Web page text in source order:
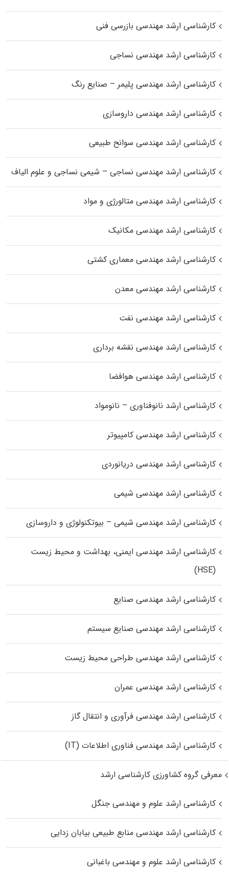
کارشناسی ارشد مهندسی بازرسی فنی
کارشناسی ارشد مهندسی نساجی
کارشناسی ارشد مهندسی پلیمر – صنایع رنگ
کارشناسی ارشد مهندسی داروسازی
کارشناسی ارشد مهندسی سوانح طبیعی
کارشناسی ارشد مهندسی نساجی – شیمی نساجی و علوم الیاف
کارشناسی ارشد مهندسی متالورژی و مواد
کارشناسی ارشد مهندسی مکانیک
کارشناسی ارشد مهندسی معماری کشتی
کارشناسی ارشد مهندسی معدن
کارشناسی ارشد مهندسی نفت
کارشناسی ارشد مهندسی نقشه برداری
کارشناسی ارشد مهندسی هوافضا
کارشناسی ارشد نانوفناوری – نانومواد
کارشناسی ارشد مهندسی کامپیوتر
کارشناسی ارشد مهندسی دریانوردی
کارشناسی ارشد مهندسی شیمی
کارشناسی ارشد مهندسی شیمی – بیوتکنولوژی و داروسازی
کارشناسی ارشد مهندسی ایمنی، بهداشت و محیط زیست
(HSE)
کارشناسی ارشد مهندسی صنایع
کارشناسی ارشد مهندسی صنایع سیستم
کارشناسی ارشد مهندسی طراحی محیط زیست
کارشناسی ارشد مهندسی عمران
کارشناسی ارشد مهندسی فرآوری و انتقال گاز
کارشناسی ارشد مهندسی فناوری اطلاعات (IT)
معرفی گروه کشاورزی کارشناسی ارشد
کارشناسی ارشد علوم و مهندسی جنگل
کارشناسی ارشد مهندسی منابع طبیعی بیابان زدایی
کارشناسی ارشد علوم و مهندسی باغبانی